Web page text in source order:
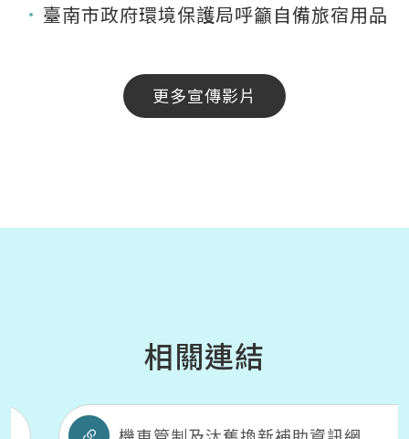
臺南市政府環境保護局呼籲自備旅宿用品
更多宣傳影片
相關連結